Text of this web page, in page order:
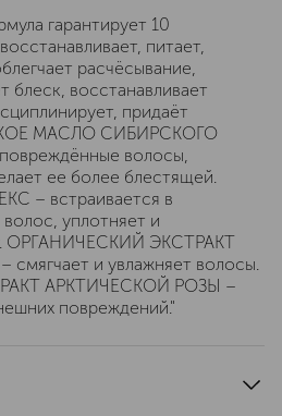
гарантирует 10
питает,
расчёсывание,
блеск, восстанавливает
придаёт
МАСЛО СИБИРСКОГО
волосы,
ее более блестящей.
– встраивается в
уплотняет и
ОРГАНИЧЕСКИЙ ЭКСТРАКТ
и увлажняет волосы.
АРКТИЧЕСКОЙ РОЗЫ –
повреждений."